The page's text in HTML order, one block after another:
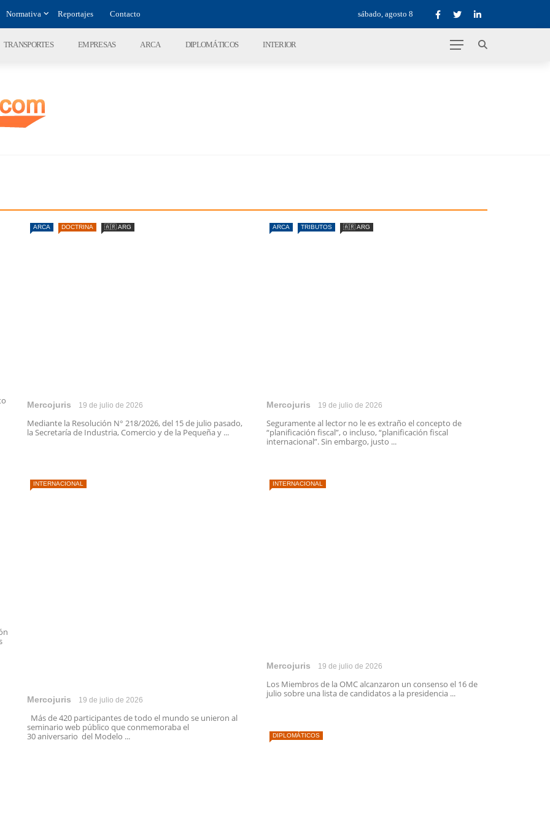
Normativa Reportajes Contacto sábado, agosto 8
TRANSPORTES EMPRESAS ARCA DIPLOMÁTICOS INTERIOR
ARCA DOCTRINA 🇦🇷 ARG
Mercojuris 19 de julio de 2026
Mediante la Resolución N° 218/2026, del 15 de julio pasado,
la Secretaría de Industria, Comercio y de la Pequeña y ...
ARCA TRIBUTOS 🇦🇷 ARG
Mercojuris 19 de julio de 2026
Seguramente al lector no le es extraño el concepto de
“planificación fiscal”, o incluso, “planificación fiscal
internacional”. Sin embargo, justo ...
INTERNACIONAL
Mercojuris 19 de julio de 2026
Más de 420 participantes de todo el mundo se unieron al
seminario web público que conmemoraba el
30 aniversario del Modelo ...
INTERNACIONAL
Mercojuris 19 de julio de 2026
Los Miembros de la OMC alcanzaron un consenso el 16 de
julio sobre una lista de candidatos a la presidencia ...
DIPLOMÁTICOS